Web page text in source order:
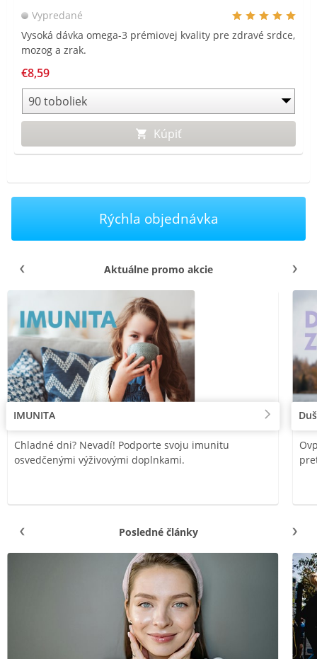
Vypredané
Vysoká dávka omega-3 prémiovej kvality pre zdravé srdce,
mozog a zrak.
€8,59
Kúpiť
Rýchla objednávka
Aktuálne promo akcie
IMUNITA
Chladné dni? Nevadí! Podporte svoju imunitu
osvedčenými výživovými doplnkami.
Posledné články